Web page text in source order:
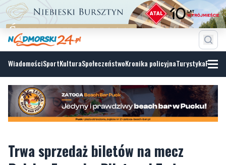
WiadomościSportKulturaSpołeczeństwoKronika policyjnaTurystyka
Trwa sprzedaż biletów na mecz
T Tomasz Smuga